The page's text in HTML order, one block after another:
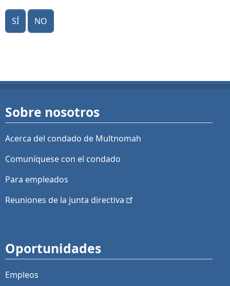
Sí No
Sobre nosotros
Acerca del condado de Multnomah
Comuníquese con el condado
Para empleados
Reuniones de la junta directiva
Oportunidades
Empleos